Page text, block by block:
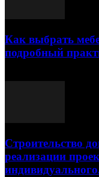
Как выбрать
подробный
Строительство
реализации